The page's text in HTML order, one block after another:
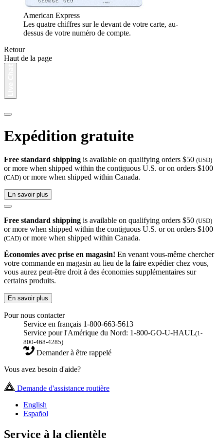
American Express
Les quatre chiffres sur le devant de votre carte, au-
dessus de votre numéro de compte.
Retour
Haut de la page
Expédition gratuite
Free standard shipping is available on qualifying orders $50 (USD)
or more when shipped within the contiguous U.S. or on orders $100
(CAD) or more when shipped within Canada.
En savoir plus
Free standard shipping is available on qualifying orders $50 (USD)
or more when shipped within the contiguous U.S. or on orders $100
(CAD) or more when shipped within Canada.
Économies avec prise en magasin! En venant vous-même chercher
votre commande en magasin au lieu de la faire expédier chez vous,
vous aurez peut-être droit à des économies supplémentaires sur
certains produits.
En savoir plus
Pour nous contacter
Service en français 1-800-663-5613
Service pour l'Amérique du Nord: 1-800-GO-U-HAUL(1-
800-468-4285)
Demander à être rappelé
Vous avez besoin d'aide?
Demande d'assistance routière
English
Español
Service à la clientèle